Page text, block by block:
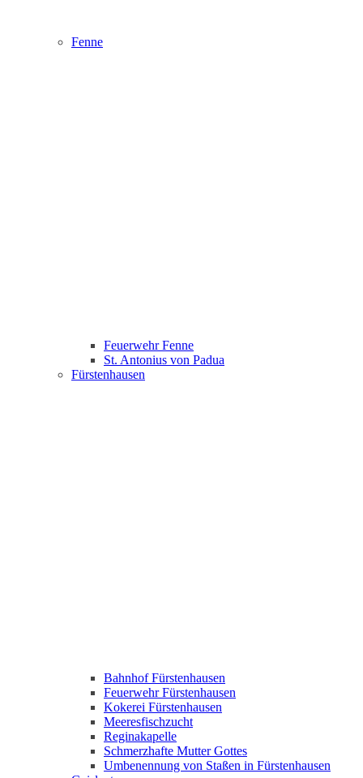
Fenne
Feuerwehr Fenne
St. Antonius von Padua
Fürstenhausen
Bahnhof Fürstenhausen
Feuerwehr Fürstenhausen
Kokerei Fürstenhausen
Meeresfischzucht
Reginakapelle
Schmerzhafte Mutter Gottes
Umbenennung von Staßen in Fürstenhausen